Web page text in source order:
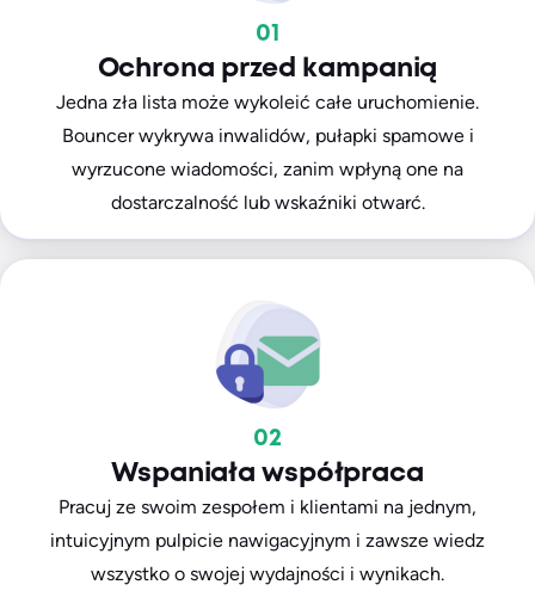
01
Ochrona przed kampanią
Jedna zła lista może wykoleić całe uruchomienie.
Bouncer wykrywa inwalidów, pułapki spamowe i
wyrzucone wiadomości, zanim wpłyną one na
dostarczalność lub wskaźniki otwarć.
02
Wspaniała współpraca
Pracuj ze swoim zespołem i klientami na jednym,
intuicyjnym pulpicie nawigacyjnym i zawsze wiedz
wszystko o swojej wydajności i wynikach.